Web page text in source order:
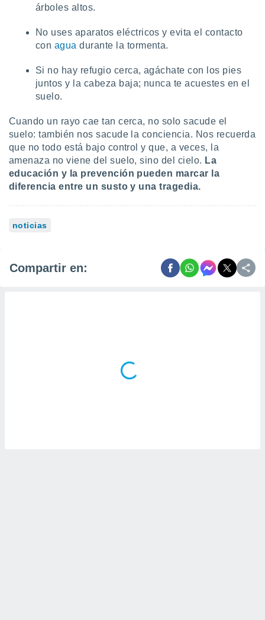
árboles altos.
No uses aparatos eléctricos y evita el contacto
con agua durante la tormenta.
Si no hay refugio cerca, agáchate con los pies
juntos y la cabeza baja; nunca te acuestes en el
suelo.
Cuando un rayo cae tan cerca, no solo sacude el
suelo: también nos sacude la conciencia. Nos recuerda
que no todo está bajo control y que, a veces, la
amenaza no viene del suelo, sino del cielo. La
educación y la prevención pueden marcar la
diferencia entre un susto y una tragedia.
noticias
Compartir en: